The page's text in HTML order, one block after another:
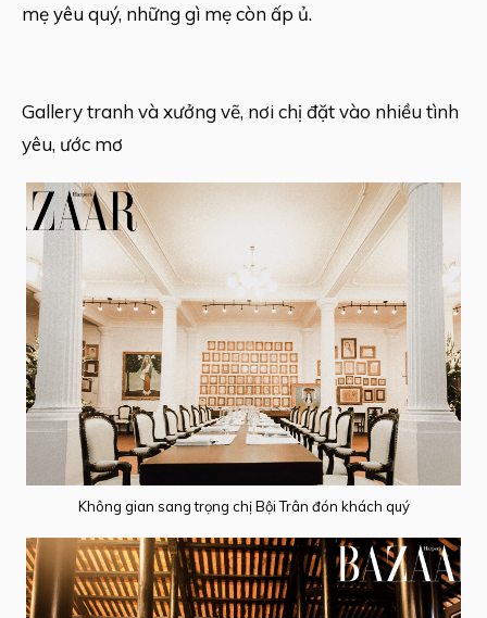
mẹ yêu quý, những gì mẹ còn ấp ủ.
Gallery tranh và xưởng vẽ, nơi chị đặt vào nhiều tình
yêu, ước mơ
Không gian sang trọng chị Bội Trân đón khách quý